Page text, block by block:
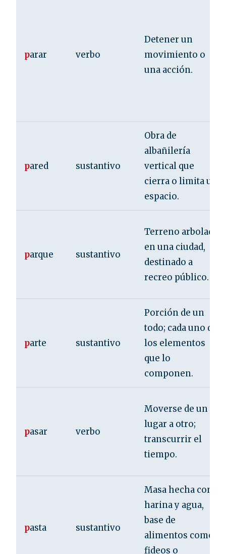
parar verbo
Detener un
movimiento o
una acción.
pared sustantivo
Obra de
albañilería
vertical que
cierra o limita un
espacio.
parque sustantivo
Terreno arbolado
en una ciudad,
destinado a
recreo público.
parte sustantivo
Porción de un
todo; cada uno de
los elementos
que lo
componen.
pasar verbo
Moverse de un
lugar a otro;
transcurrir el
tiempo.
pasta sustantivo
Masa hecha con
harina y agua,
base de
alimentos como
fideos o